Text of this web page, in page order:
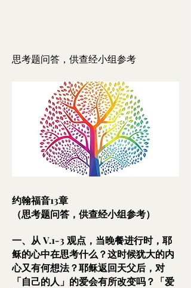
思考题问答，供查经小组参考
约翰福音13章
（思考题问答，供查经小组参考）
一、从 V.1-3 观点，当晚餐进行时，耶
稣的心中在思考什么？这时候犹大的内
心又有何想法？耶稣返回天父后，对
「自己的人」的爱会有所改变吗？「爱